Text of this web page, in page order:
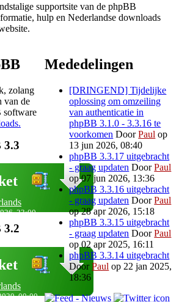
supportsite van de phpBB
hulp en Nederlandse downloads
zolang
van de
software
3.3
23:00
3.2
00:00
Mededelingen
[DRINGEND] Tijdelijke
oplossing om omzeiling
van authenticatie in
phpBB 3.1.0 - 3.3.16 te
voorkomen DoorPaul op
13 jun 2026, 08:40
phpBB 3.3.17 uitgebracht
- graag updaten DoorPaul
op 07 jun 2026, 13:36
phpBB 3.3.16 uitgebracht
- graag updaten DoorPaul
op 28 apr 2026, 15:18
phpBB 3.3.15 uitgebracht
- graag updaten DoorPaul
op 02 apr 2025, 16:11
phpBB 3.3.14 uitgebracht
DoorPaul op 22 jan 2025,
18:36